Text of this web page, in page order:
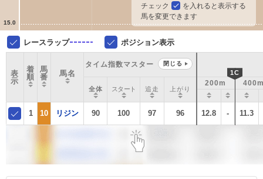
15.0
チェック
を入れると表示する
馬を変更できます
レースラップ ポジション表示
表
示
着
順
馬
番
馬名
タイム指数マスター 閉じる
全体 スタート 追走 上がり
200m
1C
1 10 リジン 90 100 97 96 12.8 - 11.3